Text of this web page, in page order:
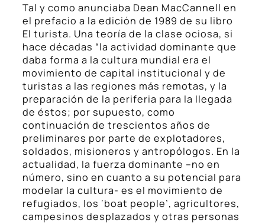
Tal y como anunciaba Dean MacCannell en
el prefacio a la edición de 1989 de su libro
El turista. Una teoría de la clase ociosa, si
hace décadas “la actividad dominante que
daba forma a la cultura mundial era el
movimiento de capital institucional y de
turistas a las regiones más remotas, y la
preparación de la periferia para la llegada
de éstos; por supuesto, como
continuación de trescientos años de
preliminares por parte de explotadores,
soldados, misioneros y antropólogos. En la
actualidad, la fuerza dominante –no en
número, sino en cuanto a su potencial para
modelar la cultura- es el movimiento de
refugiados, los ‘boat people’, agricultores,
campesinos desplazados y otras personas